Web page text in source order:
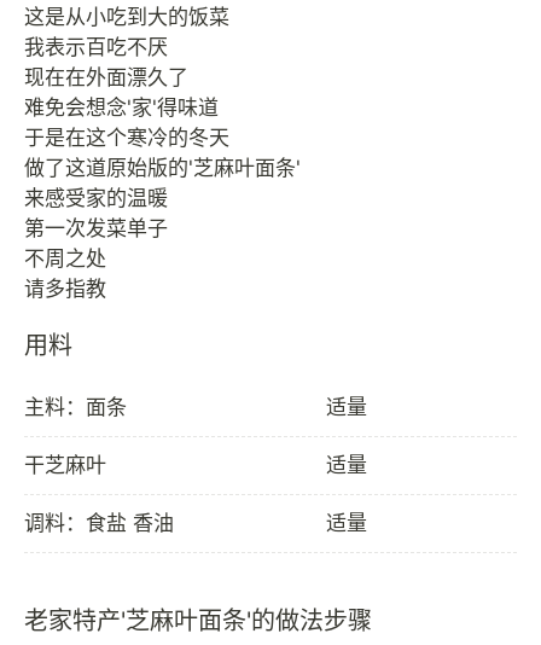
这是从小吃到大的饭菜
我表示百吃不厌
现在在外面漂久了
难免会想念'家'得味道
于是在这个寒冷的冬天
做了这道原始版的'芝麻叶面条'
来感受家的温暖
第一次发菜单子
不周之处
用料
主料：面条 适量
干芝麻叶 适量
调料：食盐 香油 适量
老家特产'芝麻叶面条'的做法步骤